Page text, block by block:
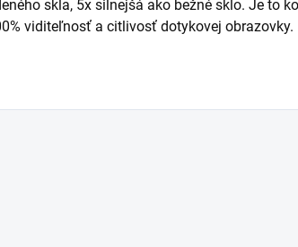
skla, 5x silnejšá ako bežné sklo. Je to
% viditeľnosť a citlivosť dotykovej obrazovky.